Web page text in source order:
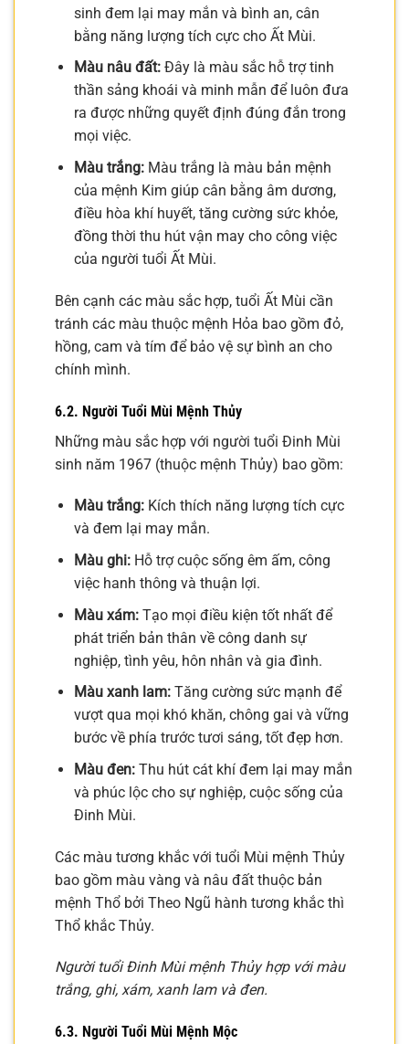
sinh đem lại may mắn và bình an, cân
bằng năng lượng tích cực cho Ất Mùi.
Màu nâu đất:Đây là màu sắc hỗ trợ tinh
thần sảng khoái và minh mẫn để luôn đưa
ra được những quyết định đúng đắn trong
mọi việc.
Màu trắng:Màu trắng là màu bản mệnh
của mệnh Kim giúp cân bằng âm dương,
điều hòa khí huyết, tăng cường sức khỏe,
đồng thời thu hút vận may cho công việc
của người tuổi Ất Mùi.
Bên cạnh các màu sắc hợp, tuổi Ất Mùi cần
tránh các màu thuộc mệnh Hỏa bao gồm đỏ,
hồng, cam và tím để bảo vệ sự bình an cho
chính mình.
6.2. Người Tuổi Mùi Mệnh Thủy
Những màu sắc hợp với người tuổi Đinh Mùi
sinh năm 1967 (thuộc mệnh Thủy) bao gồm:
Màu trắng:Kích thích năng lượng tích cực
và đem lại may mắn.
Màu ghi:Hỗ trợ cuộc sống êm ấm, công
việc hanh thông và thuận lợi.
Màu xám:Tạo mọi điều kiện tốt nhất để
phát triển bản thân về công danh sự
nghiệp, tình yêu, hôn nhân và gia đình.
Màu xanh lam:Tăng cường sức mạnh để
vượt qua mọi khó khăn, chông gai và vững
bước về phía trước tươi sáng, tốt đẹp hơn.
Màu đen:Thu hút cát khí đem lại may mắn
và phúc lộc cho sự nghiệp, cuộc sống của
Đinh Mùi.
Các màu tương khắc với tuổi Mùi mệnh Thủy
bao gồm màu vàng và nâu đất thuộc bản
mệnh Thổ bởi Theo Ngũ hành tương khắc thì
Thổ khắc Thủy.
Người tuổi Đinh Mùi mệnh Thủy hợp với màu
trắng, ghi, xám, xanh lam và đen.
6.3. Người Tuổi Mùi Mệnh Mộc